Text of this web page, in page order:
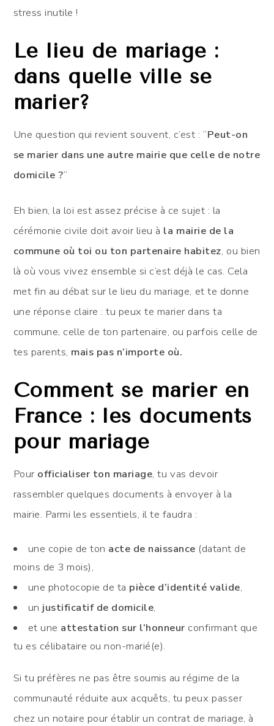
stress inutile !
Le lieu de mariage :
dans quelle ville se
marier?
Une question qui revient souvent, c’est : “Peut-on
se marier dans une autre mairie que celle de notre
domicile ?“
Eh bien, la loi est assez précise à ce sujet : la
cérémonie civile doit avoir lieu à la mairie de la
commune où toi ou ton partenaire habitez, ou bien
là où vous vivez ensemble si c’est déjà le cas. Cela
met fin au débat sur le lieu du mariage, et te donne
une réponse claire : tu peux te marier dans ta
commune, celle de ton partenaire, ou parfois celle de
tes parents, mais pas n’importe où.
Comment se marier en
France : les documents
pour mariage
Pour officialiser ton mariage, tu vas devoir
rassembler quelques documents à envoyer à la
mairie. Parmi les essentiels, il te faudra :
une copie de ton acte de naissance (datant de
moins de 3 mois),
une photocopie de ta pièce d’identité valide,
un justificatif de domicile,
et une attestation sur l’honneur confirmant que
tu es célibataire ou non-marié(e).
Si tu préfères ne pas être soumis au régime de la
communauté réduite aux acquêts, tu peux passer
chez un notaire pour établir un contrat de mariage, à